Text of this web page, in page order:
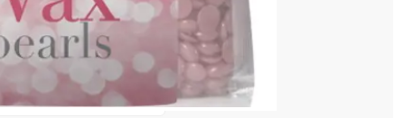
valoare de de0,40 lei